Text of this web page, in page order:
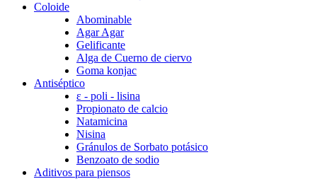
Coloide
Abominable
Agar Agar
Gelificante
Alga de Cuerno de ciervo
Goma konjac
Antiséptico
ε - poli - lisina
Propionato de calcio
Natamicina
Nisina
Gránulos de Sorbato potásico
Benzoato de sodio
Aditivos para piensos